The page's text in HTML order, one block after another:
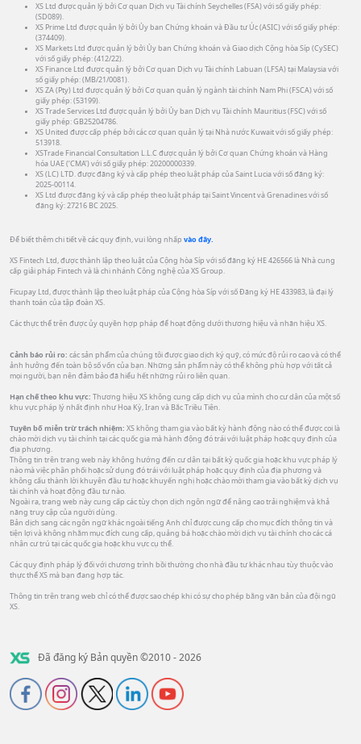
XS Ltd được quản lý bởi Cơ quan Dịch vụ Tài chính Seychelles (FSA) với số giấy phép:
(SD089).
XS Prime Ltd được quản lý bởi Ủy ban Chứng khoán và Đầu tư Úc (ASIC) với số giấy phép:
(374409).
XS Markets Ltd được quản lý bởi Ủy ban Chứng khoán và Giao dịch Cộng hòa Síp (CySEC)
với số giấy phép: (412/22).
XS Finance Ltd được quản lý bởi Cơ quan Dịch vụ Tài chính Labuan (LFSA) tại Malaysia với
số giấy phép: (MB/21/0081).
XS ZA (Pty) Ltd được quản lý bởi Cơ quan quản lý ngành tài chính Nam Phi (FSCA) với số
giấy phép: (53199).
XS Trade Services Ltd được quản lý bởi Ủy ban Dịch vụ Tài chính Mauritius (FSC) với số
giấy phép: GB25204786.
XS United được cấp phép bởi các cơ quan quản lý tại Nhà nước Kuwait với số giấy phép:
513918.
XSTrade Financial Consultation L.L.C được quản lý bởi Cơ quan Chứng khoán và Hàng
hóa UAE (‘CMA’) với số giấy phép: 20200000339.
XS (LC) LTD. được đăng ký và cấp phép theo luật pháp của Saint Lucia với số đăng ký:
2025-00114.
XS Ltd được đăng ký và cấp phép theo luật pháp tại Saint Vincent và Grenadines với số
đăng ký: 27216 BC 2025.
Để biết thêm chi tiết về các quy định, vui lòng nhấp vào đây.
XS Fintech Ltd, được thành lập theo luật của Cộng hòa Síp với số đăng ký HE 426566 là Nhà cung
cấp giải pháp Fintech và là chi nhánh Công nghệ của XS Group.
Ficupay Ltd, được thành lập theo luật pháp của Cộng hòa Síp với số Đăng ký HE 433983, là đại lý
thanh toán của tập đoàn XS.
Các thực thể trên được ủy quyền hợp pháp để hoạt động dưới thương hiệu và nhãn hiệu XS.
Cảnh báo rủi ro: các sản phẩm của chúng tôi được giao dịch ký quỹ, có mức độ rủi ro cao và có thể
ảnh hưởng đến toàn bộ số vốn của bạn. Những sản phẩm này có thể không phù hợp với tất cả
mọi người, bạn nên đảm bảo đã hiểu hết những rủi ro liên quan.
Hạn chế theo khu vực: Thương hiệu XS không cung cấp dịch vụ của mình cho cư dân của một số
khu vực pháp lý nhất định như Hoa Kỳ, Iran và Bắc Triều Tiên.
Tuyên bố miễn trừ trách nhiệm: XS không tham gia vào bất kỳ hành động nào có thể được coi là
chào mời dịch vụ tài chính tại các quốc gia mà hành động đó trái với luật pháp hoặc quy định của
địa phương.
Thông tin trên trang web này không hướng đến cư dân tại bất kỳ quốc gia hoặc khu vực pháp lý
nào mà việc phân phối hoặc sử dụng đó trái với luật pháp hoặc quy định của địa phương và
không cấu thành lời khuyên đầu tư hoặc khuyến nghị hoặc chào mời tham gia vào bất kỳ dịch vụ
tài chính và hoạt động đầu tư nào.
Ngoài ra, trang web này cung cấp các tùy chọn dịch ngôn ngữ để nâng cao trải nghiệm và khả
năng truy cập của người dùng.
Bản dịch sang các ngôn ngữ khác ngoài tiếng Anh chỉ được cung cấp cho mục đích thông tin và
tiện lợi và không nhằm mục đích cung cấp, quảng bá hoặc chào mời dịch vụ tài chính cho các cá
nhân cư trú tại các quốc gia hoặc khu vực cụ thể.
Các quy định pháp lý đối với chương trình bồi thường cho nhà đầu tư khác nhau tùy thuộc vào
thực thể XS mà bạn đang hợp tác.
Thông tin trên trang web chỉ có thể được sao chép khi có sự cho phép bằng văn bản của đội ngũ
XS.
Đã đăng ký Bản quyền ©2010 - 2026